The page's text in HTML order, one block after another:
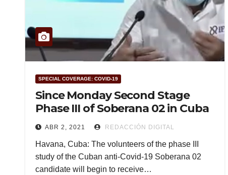
SPECIAL COVERAGE: COVID-19
Since Monday Second Stage
Phase III of Soberana 02 in Cuba
ABR 2, 2021 REDACCIÓN DIGITAL
Havana, Cuba: The volunteers of the phase III
study of the Cuban anti-Covid-19 Soberana 02
candidate will begin to receive…